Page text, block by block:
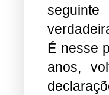
É nesse
anos,